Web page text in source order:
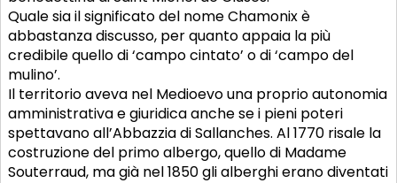
Quale sia il significato del nome Chamonix è
abbastanza discusso, per quanto appaia la più
credibile quello di ‘campo cintato’ o di ‘campo del
mulino’.
Il territorio aveva nel Medioevo una proprio autonomia
amministrativa e giuridica anche se i pieni poteri
spettavano all’Abbazzia di Sallanches. Al 1770 risale la
costruzione del primo albergo, quello di Madame
Souterraud, ma già nel 1850 gli alberghi erano diventati